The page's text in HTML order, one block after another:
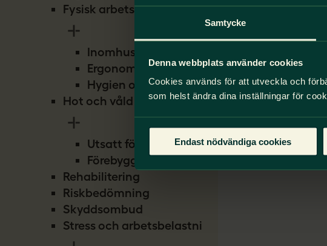
Samtycke
Denna webbplats använder cookies
Cookies används för att utveckla och
som helst ändra dina inställningar för
Endast nödvändiga cookies
Fysisk arbetsmiljö
Inomhusmiljö
Ergonomi
Hygien och smitta
Hot och våld
Utsatt för hot
Förebygg hot
Rehabilitering
Riskbedömning
Skyddsombud
Stress och arbetsbelastning